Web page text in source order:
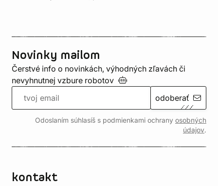
Novinky mailom
Čerstvé info o novinkách, výhodných zľavách či
nevyhnutnej vzbure robotov
odoberať
Odoslaním súhlasíš s podmienkami ochrany osobných
údajov.
kontakt